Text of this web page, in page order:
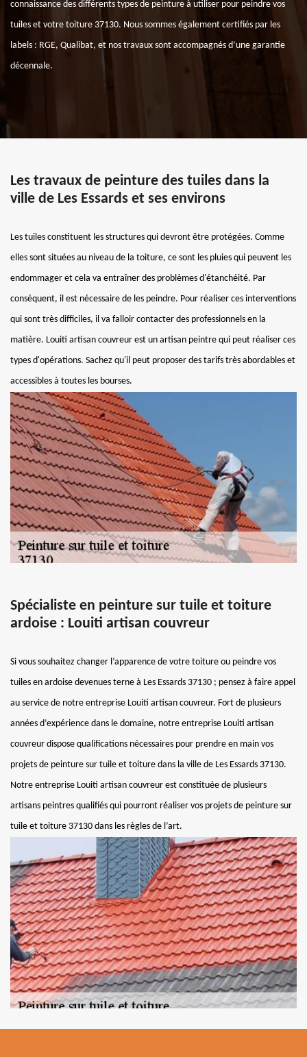
connaissance des différents types de peinture à utiliser pour peindre vos
tuiles et votre toiture 37130. Nous sommes également certifiés par les
labels : RGE, Qualibat, et nos travaux sont accompagnés d’une garantie
décennale.
Les travaux de peinture des tuiles dans la
ville de Les Essards et ses environs
Les tuiles constituent les structures qui devront être protégées. Comme
elles sont situées au niveau de la toiture, ce sont les pluies qui peuvent les
endommager et cela va entraîner des problèmes d'étanchéité. Par
conséquent, il est nécessaire de les peindre. Pour réaliser ces interventions
qui sont très difficiles, il va falloir contacter des professionnels en la
matière. Louiti artisan couvreur est un artisan peintre qui peut réaliser ces
types d'opérations. Sachez qu'il peut proposer des tarifs très abordables et
accessibles à toutes les bourses.
Spécialiste en peinture sur tuile et toiture
ardoise : Louiti artisan couvreur
Si vous souhaitez changer l’apparence de votre toiture ou peindre vos
tuiles en ardoise devenues terne à Les Essards 37130 ; pensez à faire appel
au service de notre entreprise Louiti artisan couvreur. Fort de plusieurs
années d’expérience dans le domaine, notre entreprise Louiti artisan
couvreur dispose qualifications nécessaires pour prendre en main vos
projets de peinture sur tuile et toiture dans la ville de Les Essards 37130.
Notre entreprise Louiti artisan couvreur est constituée de plusieurs
artisans peintres qualifiés qui pourront réaliser vos projets de peinture sur
tuile et toiture 37130 dans les règles de l’art.